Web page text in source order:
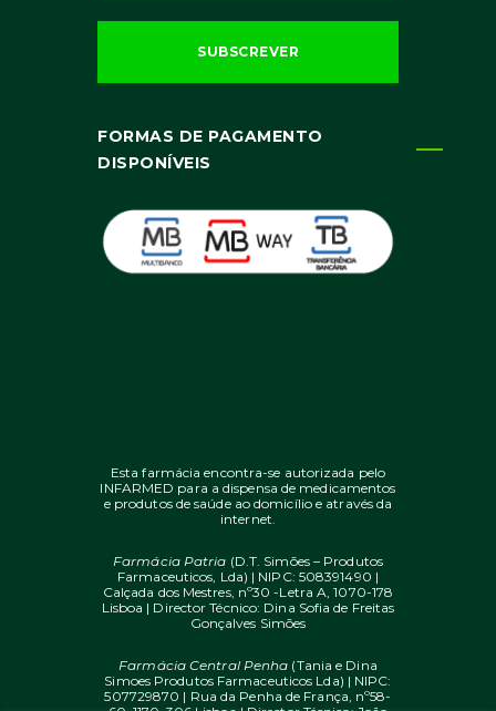
FORMAS DE PAGAMENTO
DISPONÍVEIS
Esta farmácia encontra-se autorizada pelo
INFARMED para a dispensa de medicamentos
e produtos de saúde ao domicílio e através da
internet.
Farmácia Patria (D.T. Simões – Produtos
Farmaceuticos, Lda) | NIPC: 508391490 |
Calçada dos Mestres, nº30 -Letra A, 1070-178
Lisboa | Director Técnico: Dina Sofia de Freitas
Gonçalves Simões
Farmácia Central Penha (Tania e Dina
Simoes Produtos Farmaceuticos Lda) | NIPC:
507729870 | Rua da Penha de França, nº58-